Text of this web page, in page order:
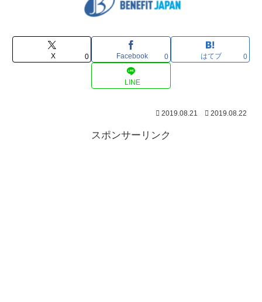
X 0 Facebook 0 はてブ 0
LINE
2019.08.21 2019.08.22
スポンサーリンク